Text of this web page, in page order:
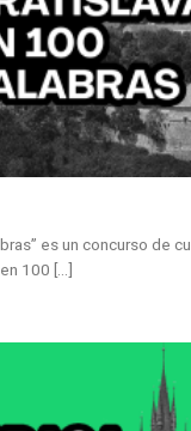
es un concurso de
100 [...]